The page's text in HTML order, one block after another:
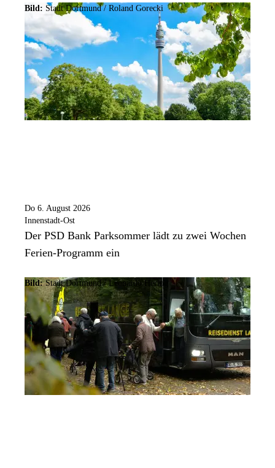
Bild: Stadt Dortmund / Roland Gorecki
Do 6. August 2026
Innenstadt-Ost
Der PSD Bank Parksommer lädt zu zwei Wochen
Ferien-Programm ein
Bild: Stadt Dortmund / Leonardo Hering